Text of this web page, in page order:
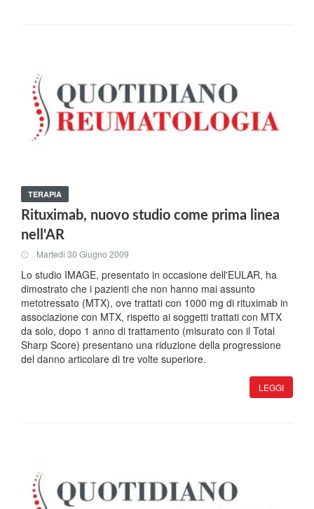
TERAPIA
Rituximab, nuovo studio come prima linea
nell'AR
Martedi 30 Giugno 2009
Lo studio IMAGE, presentato in occasione dell'EULAR, ha
dimostrato che i pazienti che non hanno mai assunto
metotressato (MTX), ove trattati con 1000 mg di rituximab in
associazione con MTX, rispetto ai soggetti trattati con MTX
da solo, dopo 1 anno di trattamento (misurato con il Total
Sharp Score) presentano una riduzione della progressione
del danno articolare di tre volte superiore.
LEGGI